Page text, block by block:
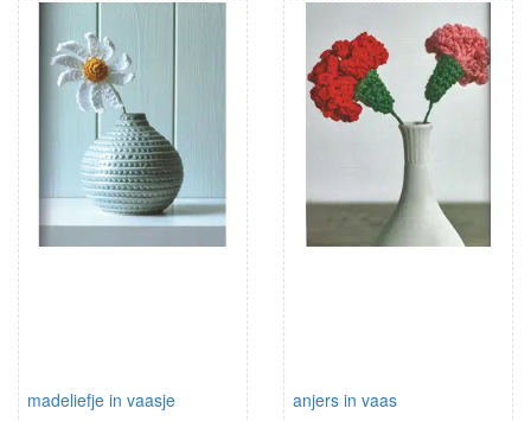
madeliefje in vaasje anjers in vaas